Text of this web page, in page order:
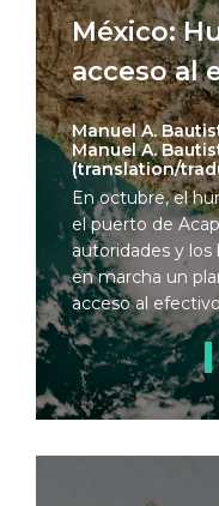
México:
acceso al
Manuel A.
Manuel A.
(translation/
En octubre, el
el puerto de
autoridades y los
en marcha un
acceso al